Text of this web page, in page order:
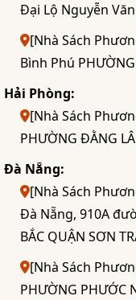
Đại Lộ Nguyễn
[Nhà Sách
Bình Phú
Hải Phòng:
[Nhà Sách
PHƯỜNG ĐẰNG
Đà Nẵng:
[Nhà Sách
Đà Nẵng, 910A
BẮC QUẬN SƠN
[Nhà Sách
PHƯỜNG PHƯỚC